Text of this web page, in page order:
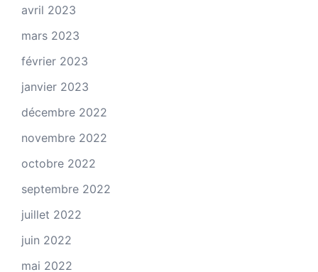
avril 2023
mars 2023
février 2023
janvier 2023
décembre 2022
novembre 2022
octobre 2022
septembre 2022
juillet 2022
juin 2022
mai 2022